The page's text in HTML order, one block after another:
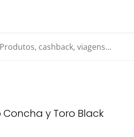
cashback, viagens...
Concha y Toro Black